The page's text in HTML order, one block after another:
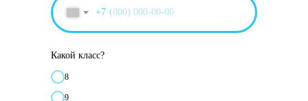
+7
Какой класс?
8
9